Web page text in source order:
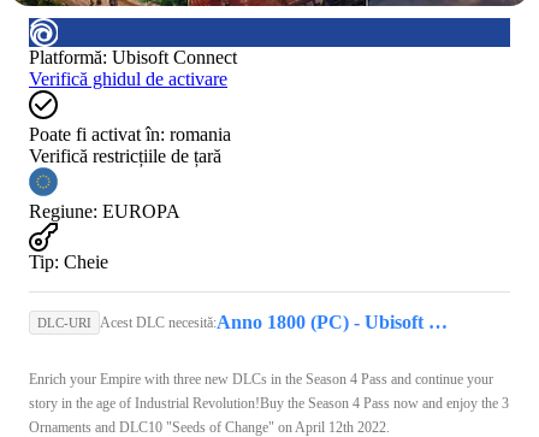
Platformă: Ubisoft Connect
Verifică ghidul de activare
Poate fi activat în: romania
Verifică restricțiile de țară
Regiune: EUROPA
Tip: Cheie
DLC-URI Acest DLC necesită: Anno 1800 (PC) - Ubisoft Connect Key - EUROPE
Enrich your Empire with three new DLCs in the Season 4 Pass and continue your
story in the age of Industrial Revolution!Buy the Season 4 Pass now and enjoy the 3
Ornaments and DLC10 "Seeds of Change" on April 12th 2022.